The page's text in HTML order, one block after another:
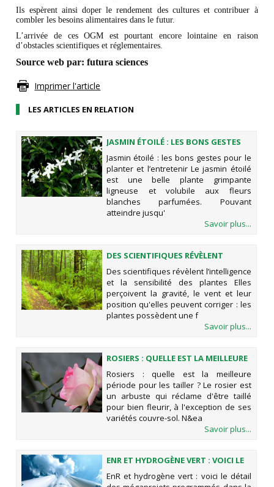
Ils espèrent ainsi doper le rendement des cultures et contribuer à
combler les besoins alimentaires dans le futur.
L’arrivée de ces OGM est pourtant encore lointaine en raison
d’obstacles scientifiques et réglementaires.
Source web par: futura sciences
Imprimer l'article
LES ARTICLES EN RELATION
JASMIN ÉTOILÉ : LES BONS GESTES
POUR LE PLANTER ET L’ENTRETENIR
Jasmin étoilé : les bons gestes pour le
planter et l’entretenir Le jasmin étoilé
est une belle plante grimpante
ligneuse et volubile aux fleurs
blanches parfumées. Pouvant
atteindre jusqu'
Savoir plus...
DES SCIENTIFIQUES RÉVÈLENT
L’INTELLIGENCE ET LA SENSIBILITÉ
DES PLANTES
Des scientifiques révèlent l’intelligence
et la sensibilité des plantes Elles
perçoivent la gravité, le vent et leur
position qu'elles peuvent corriger : les
plantes possèdent une f
Savoir plus...
ROSIERS : QUELLE EST LA MEILLEURE
PÉRIODE POUR LES TAILLER ?
Rosiers : quelle est la meilleure
période pour les tailler ? Le rosier est
un arbuste qui réclame d'être taillé
pour bien fleurir, à l'exception de ses
variétés couvre-sol. N&ea
Savoir plus...
ENR ET HYDROGÈNE VERT : VOICI LE
DÉTAIL DES MÉGAPROJETS
PROGRAMMÉS DANS LA RÉGION DE
EnR et hydrogène vert : voici le détail